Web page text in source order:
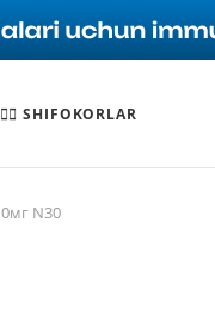
🧑‍⚕️ SHIFOKORLAR
N30